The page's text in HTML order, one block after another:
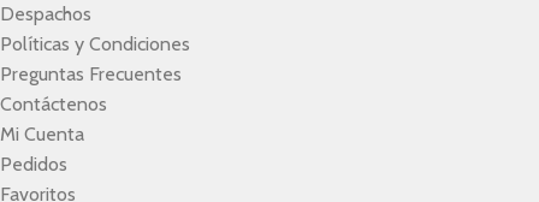
Despachos
Políticas y Condiciones
Preguntas Frecuentes
Contáctenos
Mi Cuenta
Pedidos
Favoritos